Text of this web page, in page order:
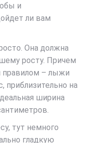
и
ли вам
Она должна
росту. Причем
правилом – лыжи
на
ширина
тут немного
гладкую